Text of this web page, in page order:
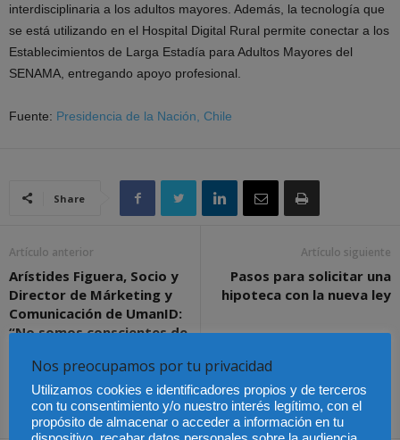
interdisciplinaria a los adultos mayores. Además, la tecnología que
se está utilizando en el Hospital Digital Rural permite conectar a los
Establecimientos de Larga Estadía para Adultos Mayores del
SENAMA, entregando apoyo profesional.
Fuente: Presidencia de la Nación, Chile
Share
Artículo anterior
Arístides Figuera, Socio y
Director de Márketing y
Comunicación de UmanID:
“No somos conscientes de
personales que las
empresas manejan ni para
qué fines”
Artículo siguiente
Pasos para solicitar una
hipoteca con la nueva ley
Nos preocupamos por tu privacidad
Utilizamos cookies e identificadores propios y de terceros
con tu consentimiento y/o nuestro interés legítimo, con el
propósito de almacenar o acceder a información en tu